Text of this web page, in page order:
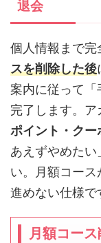
退会
個人情報まで完
スを削除した後
案内に従って
完了します。ア
ポイント・ク
あえずやめたい
い。月額コー
進めない仕様で
月額コー